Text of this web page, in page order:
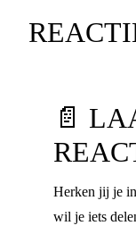
📄
Herken jij je
wil je iets